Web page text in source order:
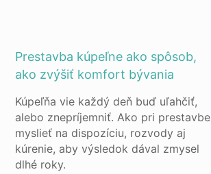
Prestavba kúpeľne ako spôsob,
ako zvýšiť komfort bývania
Kúpeľňa vie každý deň buď uľahčiť,
alebo znepríjemniť. Ako pri prestavbe
myslieť na dispozíciu, rozvody aj
kúrenie, aby výsledok dával zmysel
dlhé roky.